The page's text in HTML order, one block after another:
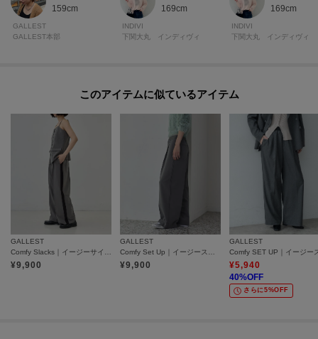
159cm
GALLEST
GALLEST本部
169cm
INDIVI
下関大丸 インディヴィ
169cm
INDIVI
下関大丸 インディヴィ
このアイテムに似ているアイテム
GALLEST
Comfy Slacks｜イージーサイドラインワイドパンツ
¥9,900
GALLEST
Comfy Set Up｜イージーストレートワイドパンツ【セットアップ対応／通勤／カセット服】
¥9,900
GALLEST
¥5,940
40%OFF
さらに5%OFF